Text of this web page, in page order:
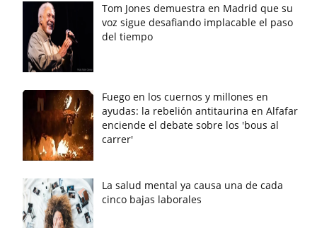
Tom Jones demuestra en Madrid que su
voz sigue desafiando implacable el paso
del tiempo
Fuego en los cuernos y millones en
ayudas: la rebelión antitaurina en Alfafar
enciende el debate sobre los 'bous al
carrer'
La salud mental ya causa una de cada
cinco bajas laborales